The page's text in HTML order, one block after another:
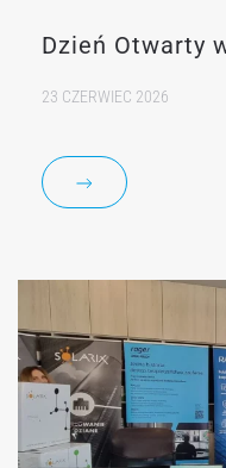
Dzień Otwarty
23 CZERWIEC 2026